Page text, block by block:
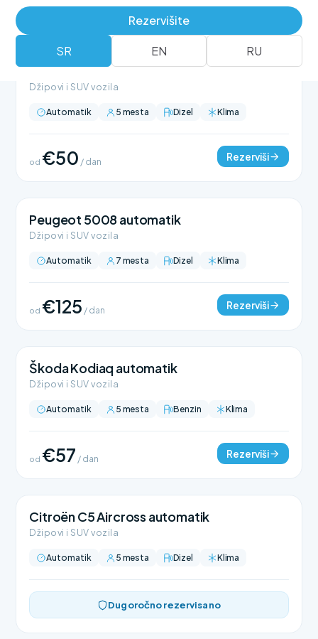
Rezervišite
SR EN RU
BMW X1 automatik
Džipovi i SUV vozila
Automatik 5 mesta Dizel Klima
od €50 / dan Rezerviši
Peugeot 5008 automatik
Džipovi i SUV vozila
Automatik 7 mesta Dizel Klima
od €125 / dan Rezerviši
Škoda Kodiaq automatik
Džipovi i SUV vozila
Automatik 5 mesta Benzin Klima
od €57 / dan Rezerviši
Citroën C5 Aircross automatik
Džipovi i SUV vozila
Automatik 5 mesta Dizel Klima
Dugoročno rezervisano